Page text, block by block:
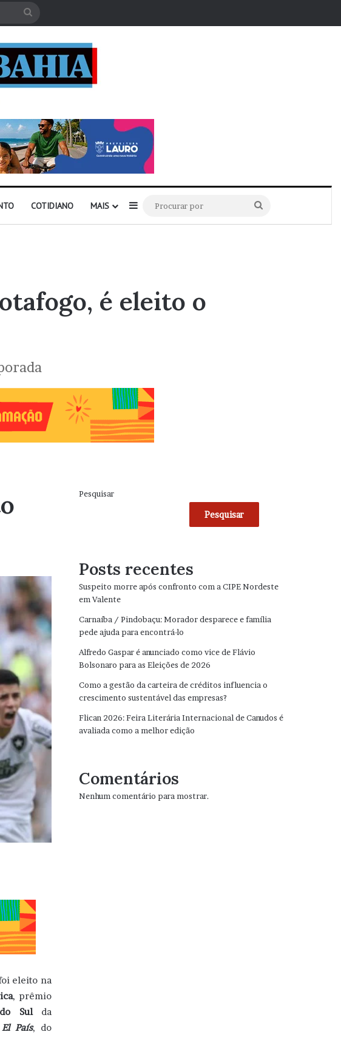
COTIDIANO MAIS Barra Lateral
por
é eleito o
eleito na
, prêmio
Sulda
El País, do
Pesquisar
Pesquisar
Posts recentes
Suspeito morre após confronto com a CIPE Nordeste
em Valente
Carnaíba / Pindobaçu: Morador desparece e família
pede ajuda para encontrá-lo
Alfredo Gaspar é anunciado como vice de Flávio
Bolsonaro para as Eleições de 2026
Como a gestão da carteira de créditos influencia o
crescimento sustentável das empresas?
Flican 2026: Feira Literária Internacional de Canudos é
avaliada como a melhor edição
Comentários
Nenhum comentário para mostrar.